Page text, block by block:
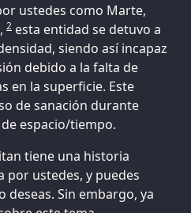
ustedes como Marte,
2 esta entidad se detuvo a
siendo así incapaz
debido a la falta de
en la superficie. Este
de sanación durante
espacio/tiempo.
tiene una historia
por ustedes, y puedes
Sin embargo, ya